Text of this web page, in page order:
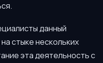
данный
стыке нескольких
эта деятельность с